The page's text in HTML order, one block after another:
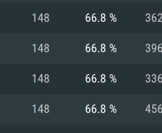
운영체제:
프로세서: Intel
메모리: 16 GB 이상
그래픽 카드:
운영체제: Mac OS
프로세서: Core i7
운영체제: Ubuntu
프로세서: Intel
메모리: 16 GB
그래픽 카드:
148 66.8 % 362
148 66.8 % 396
148 66.8 % 336
148 66.8 % 456